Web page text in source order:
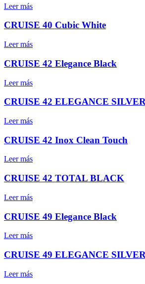
Leer más
CRUISE 40 Cubic White
Leer más
CRUISE 42 Elegance Black
Leer más
CRUISE 42 ELEGANCE
Leer más
CRUISE 42 Inox Clean Touch
Leer más
CRUISE 42 TOTAL BLACK
Leer más
CRUISE 49 Elegance Black
Leer más
CRUISE 49 ELEGANCE SILVER
Leer más